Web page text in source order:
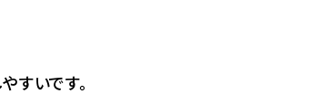
すいです。